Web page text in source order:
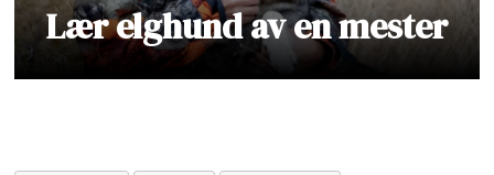
Lær elghund av en mester